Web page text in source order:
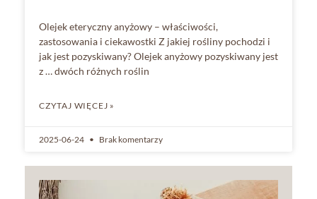
Olejek eteryczny anyżowy – właściwości,
zastosowania i ciekawostki Z jakiej rośliny pochodzi i
jak jest pozyskiwany? Olejek anyżowy pozyskiwany jest
z … dwóch różnych roślin
CZYTAJ WIĘCEJ »
2025-06-24 Brak komentarzy